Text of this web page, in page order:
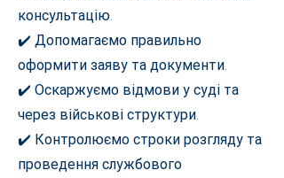
консультацію.
✔️ Допомагаємо правильно
оформити заяву та документи.
✔️ Оскаржуємо відмови у суді та
через військові структури.
✔️ Контролюємо строки розгляду та
проведення службового